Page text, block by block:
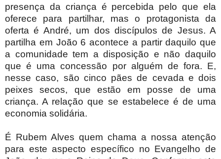
presença da criança é percebida pelo que ela
oferece para partilhar, mas o protagonista da
oferta é André, um dos discípulos de Jesus. A
partilha em João 6 acontece a partir daquilo que
a comunidade tem a disposição e não daquilo
que é uma concessão por alguém de fora. E,
nesse caso, são cinco pães de cevada e dois
peixes secos, que estão em posse de uma
criança. A relação que se estabelece é de uma
economia solidária.
É Rubem Alves quem chama a nossa atenção
para este aspecto específico no Evangelho de